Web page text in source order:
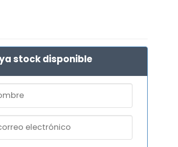
stock disponible